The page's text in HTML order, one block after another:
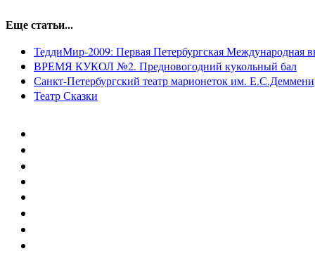
Еще статьи...
ТеддиМир-2009: Первая Петербургская Международная
ВРЕМЯ КУКОЛ №2. Предновогодний кукольный бал
Санкт-Петербургский театр марионеток им. Е.С.Деммени
Театр Сказки